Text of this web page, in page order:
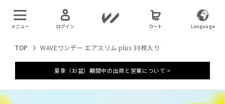
メニュー ログイン カート Language
TOP WAVEワンデー エアスリム plus 30枚入り
夏季（お盆）期間中の出荷と営業について >